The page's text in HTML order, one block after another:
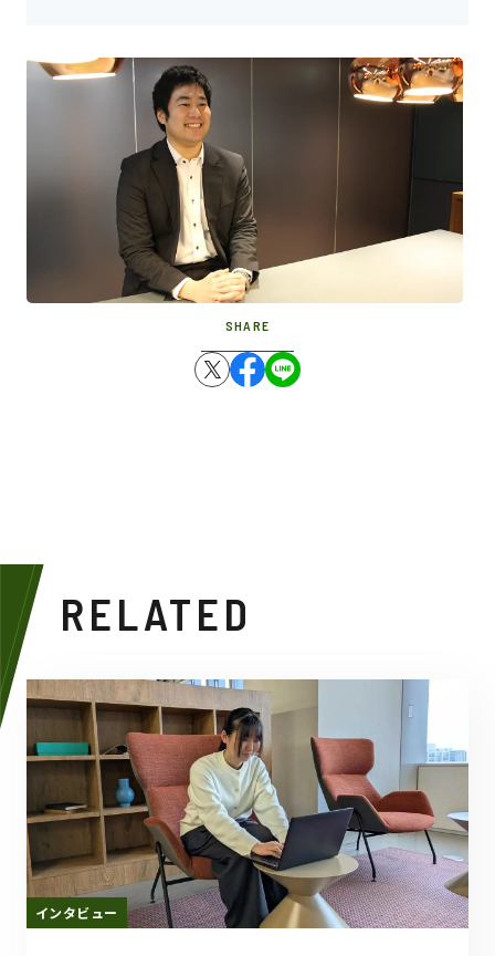
SHARE
RELATED
インタビュー